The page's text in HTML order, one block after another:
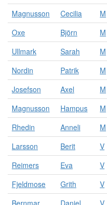
Magnusson
Cecilia M
Oxe
Björn M
Ullmark
Sarah M
Nordin
Patrik M
Josefson
Axel M
Magnusson
Hampus M
Rhedin
Anneli M
Larsson
Berit V
Reimers
Eva V
Fjeldmose
Grith V
Bernmar
Daniel V